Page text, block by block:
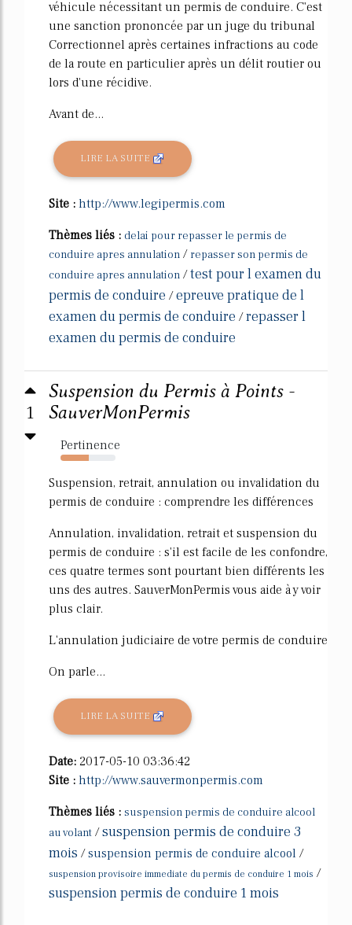
véhicule nécessitant un permis de conduire. C'est
une sanction prononcée par un juge du tribunal
Correctionnel après certaines infractions au code
de la route en particulier après un délit routier ou
lors d'une récidive.
Avant de...
LIRE LA SUITE
Site : http://www.legipermis.com
Thèmes liés : delai pour repasser le permis de
conduire apres annulation / repasser son permis de
conduire apres annulation /test pour l examen du
permis de conduire /epreuve pratique de l
examen du permis de conduire /repasser l
examen du permis de conduire
1
Suspension du Permis à Points -
SauverMonPermis
Pertinence
51%
Suspension, retrait, annulation ou invalidation du
permis de conduire : comprendre les différences
Annulation, invalidation, retrait et suspension du
permis de conduire : s'il est facile de les confondre,
ces quatre termes sont pourtant bien différents les
uns des autres. SauverMonPermis vous aide à y voir
plus clair.
L'annulation judiciaire de votre permis de conduire
On parle...
LIRE LA SUITE
Date: 2017-05-10 03:36:42
Site : http://www.sauvermonpermis.com
Thèmes liés : suspension permis de conduire alcool
au volant /suspension permis de conduire 3
mois /suspension permis de conduire alcool /
suspension provisoire immediate du permis de conduire 1 mois /
suspension permis de conduire 1 mois